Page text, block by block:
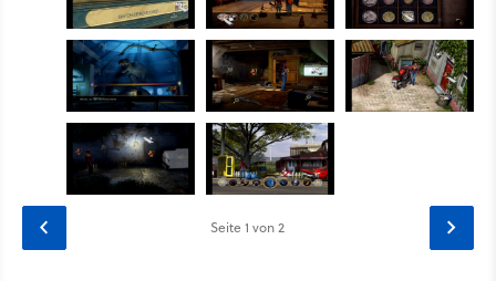
Seite1 von 2